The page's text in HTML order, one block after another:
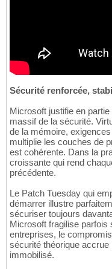
Sécurité renforcée,
Microsoft justifie en
massif de la sécurité.
de la mémoire,
multiplie les couches de
est cohérente. Dans la
croissante qui rend
précédente.
Le Patch Tuesday qui
démarrer illustre
sécuriser toujours
Microsoft fragilise parfois
entreprises, le
sécurité théorique
immobilisé.